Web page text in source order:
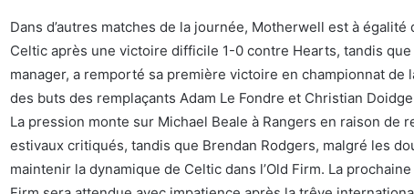
Dans d’autres matches de la journée, Motherwell est à égalité
Celtic après une victoire difficile 1-0 contre Hearts, tandis que
manager, a remporté sa première victoire en championnat de
des buts des remplaçants Adam Le Fondre et Christian
La pression monte sur Michael Beale à Rangers en raison de
estivaux critiqués, tandis que Brendan Rodgers, malgré les
maintenir la dynamique de Celtic dans l’Old Firm. La